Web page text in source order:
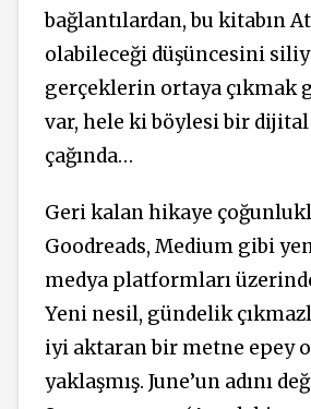
bağlantılardan, bu kitabın
olabileceği düşüncesini
gerçeklerin ortaya çıkmak
var, hele ki böylesi bir
çağında…
Geri kalan hikaye
Goodreads, Medium gibi
medya platformları
Yeni nesil, gündelik
iyi aktaran bir metne epey
yaklaşmış. June’un adını